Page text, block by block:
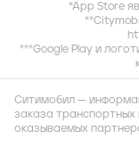
*App Store
***Google Play и
Ситимобил —
заказа транспортных
оказываемых